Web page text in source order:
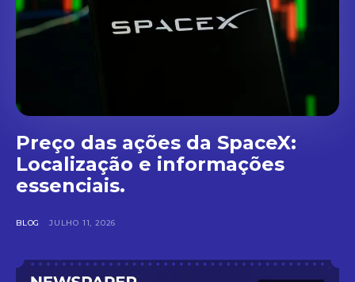
Preço das ações da SpaceX:
Localização e informações
essenciais.
BLOG JULHO 11, 2026